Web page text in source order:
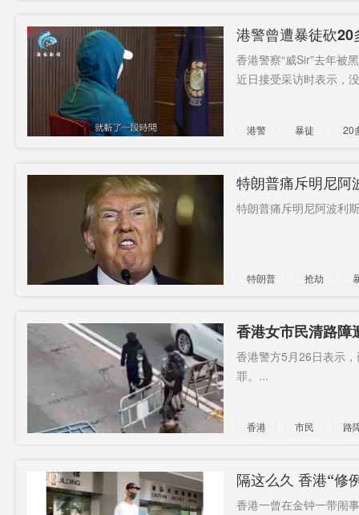
应用程序
高通
道林古镇
香港电台
三个
港警曾遭暴徒砍
香港警察“威Sir”去年被
近日接受采访时表示，
港警 暴徒 20
特朗普痛斥明尼阿
特朗普痛斥明尼阿波利
特朗普 抢劫
香港女市民清路障
动罪
香港警方5月26日表示
罪。...
香港 市民
路
隔这么久 香港“修
香港一曾在金钟一带闹